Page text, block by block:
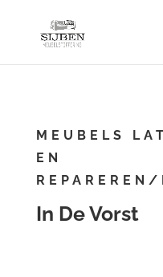
MEUBELS
EN
REPAREREN/
In De Vorst